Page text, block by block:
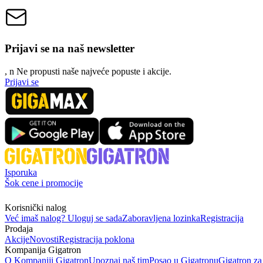
Prijavi se na naš newsletter
, n Ne propusti naše najveće popuste i akcije.
Prijavi se
Isporuka
Šok cene i promocije
Korisnički nalog
Već imaš nalog? Uloguj se sadaZaboravljena lozinkaRegistracija
Prodaja
AkcijeNovostiRegistracija poklona
Kompanija Gigatron
O Kompaniji GigatronUpoznaj naš timPosao u GigatronuGigatron